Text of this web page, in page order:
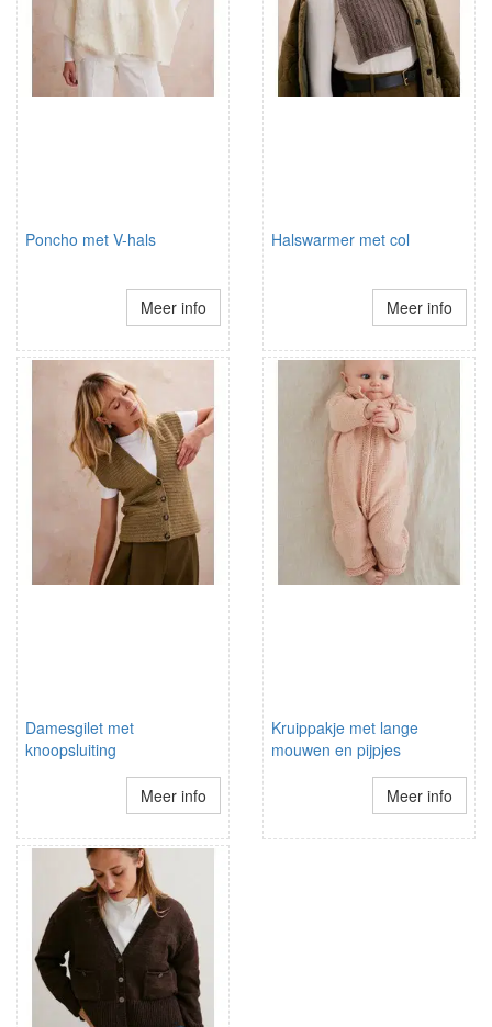
Poncho met V-hals
Meer info
Halswarmer met col
Meer info
Damesgilet met
knoopsluiting
Meer info
Kruippakje met lange
mouwen en pijpjes
Meer info